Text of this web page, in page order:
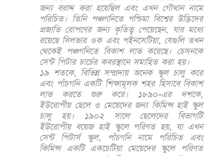
জন্য বরাদ্দ করা হয়েছিল এবং এখন গৌথান নামে
পরিচিত। তিনি পঞ্চগনিতে পশ্চিমা বিশ্বের উদ্ভিদের
প্রজাতি রোপণের জন্য কৃতিত্ব পেয়েছেন, যার মধ্যে
রয়েছে সিলভার ওক এবং পইনসেটিয়া, যেগুলি তখন
থেকেই পঞ্চগনিতে বিকাশ লাভ করেছে। চেসনকে
সেন্ট পিটার চার্চের কবরস্থানে সমাহিত করা হয়।
১৯ শতকে, বিভিন্ন সম্প্রদায় অনেক স্কুল চালু করে
এবং পাঁচগনি একটি শিক্ষামূলক শহর হিসাবে বিকাশ
লাভ করতে শুরু করে। ১৮৯০-এর দশকে,
ইউরোপীয় ছেলে ও মেয়েদের জন্য কিমিন্স হাই স্কুল
চালু হয়। ১৯০২ সালে ছেলেদের বিভাগটি
ইউরোপীয় বয়েজ হাই স্কুলে পরিণত হয়, যা এখন
সেন্ট পিটার্স স্কুল, পাঁচগনি নামে পরিচিত এবং
কিমিন্স একটি একচেটিয়া মেয়েদের স্কুলে পরিণত